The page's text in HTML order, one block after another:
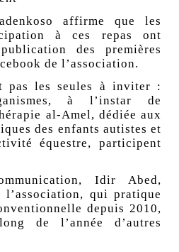
affirme que les
à ces repas ont
des premières
de l’association.
pas les seules à inviter :
à l’instar de
al-Amel, dédiée aux
des enfants autistes et
équestre, participent
Idir Abed,
l’association, qui pratique
depuis 2010,
de l’année d’autres